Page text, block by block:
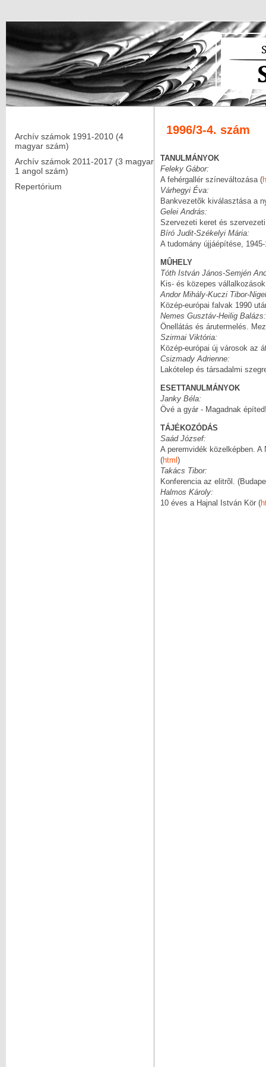
Archív számok 1991-2010 (4
magyar szám)
Archív számok 2011-2017 (3 magyar
1 angol szám)
Repertórium
1996/3-4. szám
TANULMÁNYOK
Feleky Gábor:
A fehérgallér színeváltozása (
Várhegyi Éva:
Bankvezetõk kiválasztása a
Gelei András:
Szervezeti keret és
Bíró Judit-Székelyi Mária:
A tudomány újjáépítése,
MÛHELY
Tóth István János-Semjén
Kis- és közepes
Andor Mihály-Kuczi Tibor-
Közép-európai falvak 1990
Nemes Gusztáv-Heilig Balázs:
Önellátás és árutermelés.
Szirmai Viktória:
Közép-európai új városok az
Csizmady Adrienne:
Lakótelep és társadalmi
ESETTANULMÁNYOK
Janky Béla:
Övé a gyár - Magadnak
TÁJÉKOZÓDÁS
Saád József:
A peremvidék közelképben.
(html )
Takács Tibor:
Konferencia az elitrõl.
Halmos Károly:
10 éves a Hajnal István Kör (